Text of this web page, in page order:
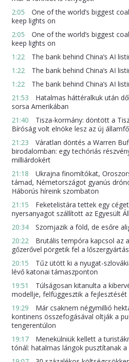
2:05
One of the world’s biggest
keep lights on
2:05
One of the world’s biggest
keep lights on
1:22
The bank behind China’s AI
1:22
The bank behind China’s AI
1:22
The bank behind China’s AI
21:53
Hatalmas háttéralkuk után
sorsa Amerikában
21:40
Tisza-kormány: döntött a
Bíróság volt elnöke lesz az új államfő
21:23
Váratlan döntés a Warren
birodalomban: egy techóriás
milliárdokért
21:18
Ukrajna finomítókat,
támad, Németországot gyanús
Háborús híreink szombaton
21:15
Feketelistára tettek egy
nyersanyagot szállított az Egyesült
20:34
Szomjazik a föld, de esőre
20:22
Brutális tempóra kapcsol az
gőzerővel pörgetik fel a
20:15
Tűz ütött ki a nyugat-
lévő katonai támaszponton
19:51
Túlságosan kitanulta a
modellje, felfüggesztik a fejlesztését
19:29
Már csaknem négymillió
kontinens összefogásával oltják a
tengerentúlon
19:17
Menekülniük kellett a
tónál: hatalmas lángok pusztítanak a